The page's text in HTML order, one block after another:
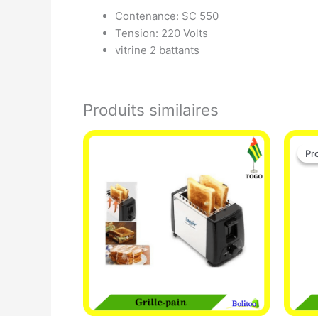
Contenance: SC 550
Tension: 220 Volts
vitrine 2 battants
Produits similaires